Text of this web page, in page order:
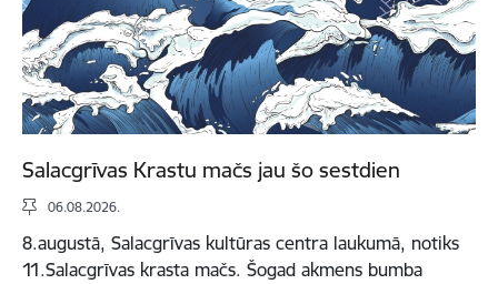
Salacgrīvas Krastu mačs jau šo sestdien
06.08.2026.
8.augustā, Salacgrīvas kultūras centra laukumā, notiks
11.Salacgrīvas krasta mačs. Šogad akmens bumba